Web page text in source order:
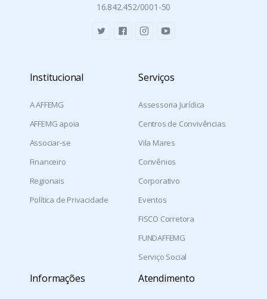
16.842.452/0001-50
Institucional
A AFFEMG
AFFEMG apoia
Associar-se
Financeiro
Regionais
Política de Privacidade
Serviços
Assessoria Jurídica
Centros de Convivências
Vila Mares
Convênios
Corporativo
Eventos
FISCO Corretora
FUNDAFFEMG
Serviço Social
Informações Atendimento